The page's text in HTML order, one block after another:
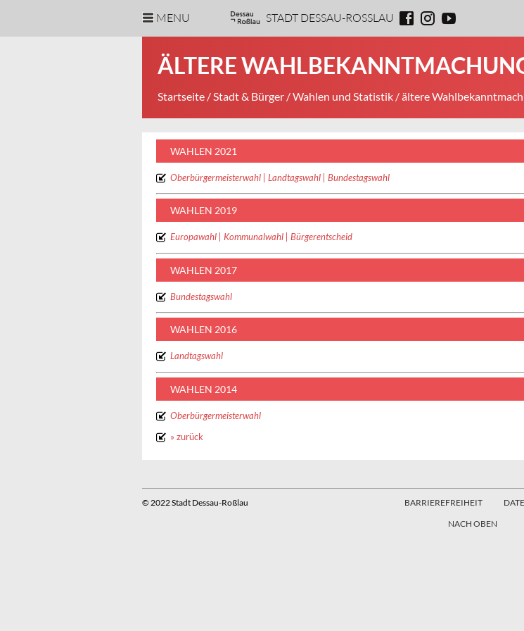
MENU STADT DESSAU-ROSSLAU
ÄLTERE
Startseite /Stadt & Bürger /Wahlen und Statistik / ältere
WAHLEN 2021
Oberbürgermeisterwahl | Landtagswahl | Bundestagswahl
WAHLEN 2019
Europawahl | Kommunalwahl | Bürgerentscheid
WAHLEN 2017
Bundestagswahl
WAHLEN 2016
Landtagswahl
WAHLEN 2014
Oberbürgermeisterwahl
» zurück
© 2022 Stadt Dessau-Roßlau BARRIEREFREIHEIT
NACH OBEN